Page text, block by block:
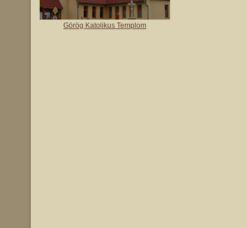
Görög Katolikus Templom